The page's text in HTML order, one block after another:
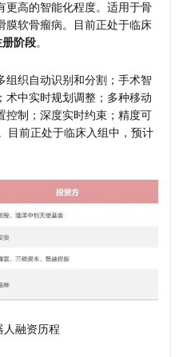
更高的智能化程度。适用于骨
膜软骨瘤病。目前正处于临床
阶段。
组织自动识别和分割；手术智
术中实时规划调整；多种移动
控制；深度实时约束；精度可
目前正处于临床入组中，预计
人融资历程